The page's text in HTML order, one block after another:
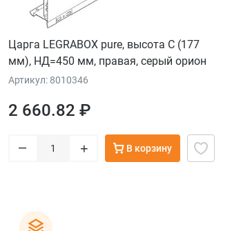
Царга LEGRABOX pure, высота C (177
мм), НД=450 мм, правая, серый орион
Артикул: 8010346
2 660.82 ₽
– + В корзину